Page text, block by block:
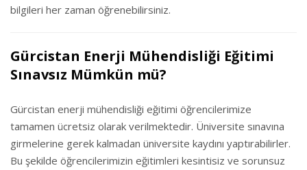
bilgileri her zaman öğrenebilirsiniz.
Gürcistan Enerji Mühendisliği Eğitimi
Sınavsız Mümkün mü?
Gürcistan enerji mühendisliği eğitimi öğrencilerimize
tamamen ücretsiz olarak verilmektedir. Üniversite sınavına
girmelerine gerek kalmadan üniversite kaydını yaptırabilirler.
Bu şekilde öğrencilerimizin eğitimleri kesintisiz ve sorunsuz